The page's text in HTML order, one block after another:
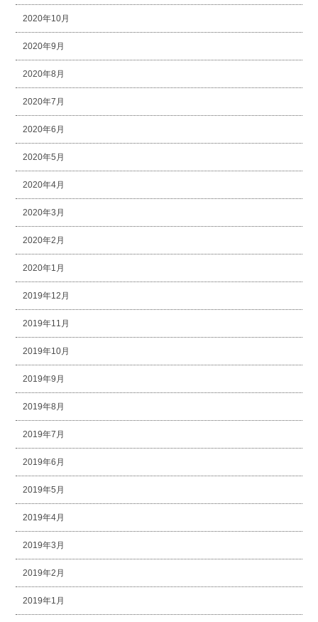
2020年10月
2020年9月
2020年8月
2020年7月
2020年6月
2020年5月
2020年4月
2020年3月
2020年2月
2020年1月
2019年12月
2019年11月
2019年10月
2019年9月
2019年8月
2019年7月
2019年6月
2019年5月
2019年4月
2019年3月
2019年2月
2019年1月